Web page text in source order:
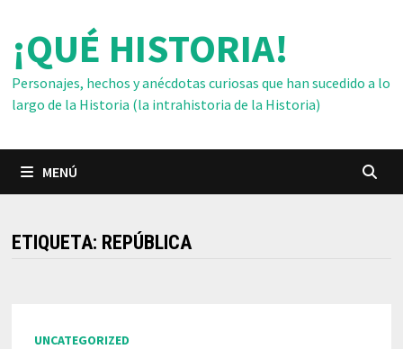
contenido
¡QUÉ HISTORIA!
Personajes, hechos y anécdotas curiosas que han sucedido a lo
largo de la Historia (la intrahistoria de la Historia)
MENÚ
ETIQUETA: REPÚBLICA
UNCATEGORIZED